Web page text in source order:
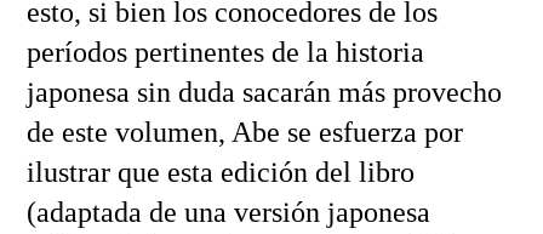
esto, si bien los conocedores de los
períodos pertinentes de la historia
japonesa sin duda sacarán más provecho
de este volumen, Abe se esfuerza por
ilustrar que esta edición del libro
(adaptada de una versión japonesa